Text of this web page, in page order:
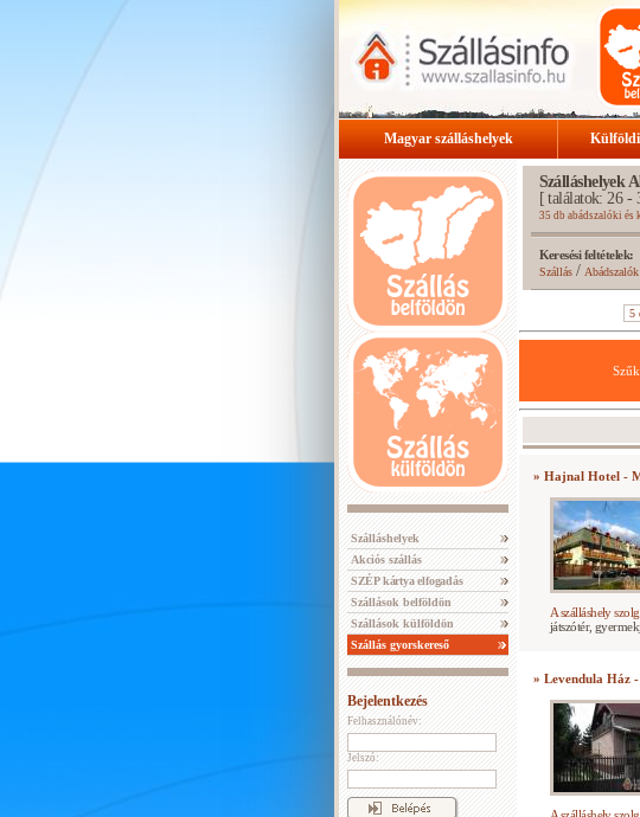
Magyar szálláshelyek Külföldi
Szálláshelyek
Akciós szállás
SZÉP kártya elfogadás
Szállások belföldön
Szállások külföldön
Szállás gyorskereső
Bejelentkezés
Felhasználónév:
Jelszó:
Szálláshelyek
[ találatok: 26 -
35 db abádszalóki és
Keresési feltételek:
Szállás/ Abádszalók
» Hajnal Hotel -
A szálláshely
játszótér,
» Levendula Ház